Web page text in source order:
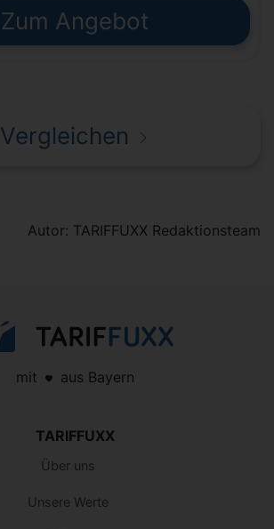
Zum Angebot
Vergleichen
Autor: TARIFFUXX Redaktionsteam
mit aus Bayern
TARIFFUXX
Über uns
Unsere Werte